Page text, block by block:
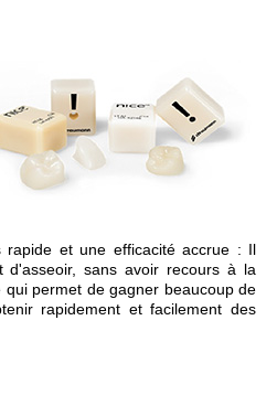
rapide et une efficacité accrue : Il
sans avoir recours à la
qui permet de gagner beaucoup de
rapidement et facilement des